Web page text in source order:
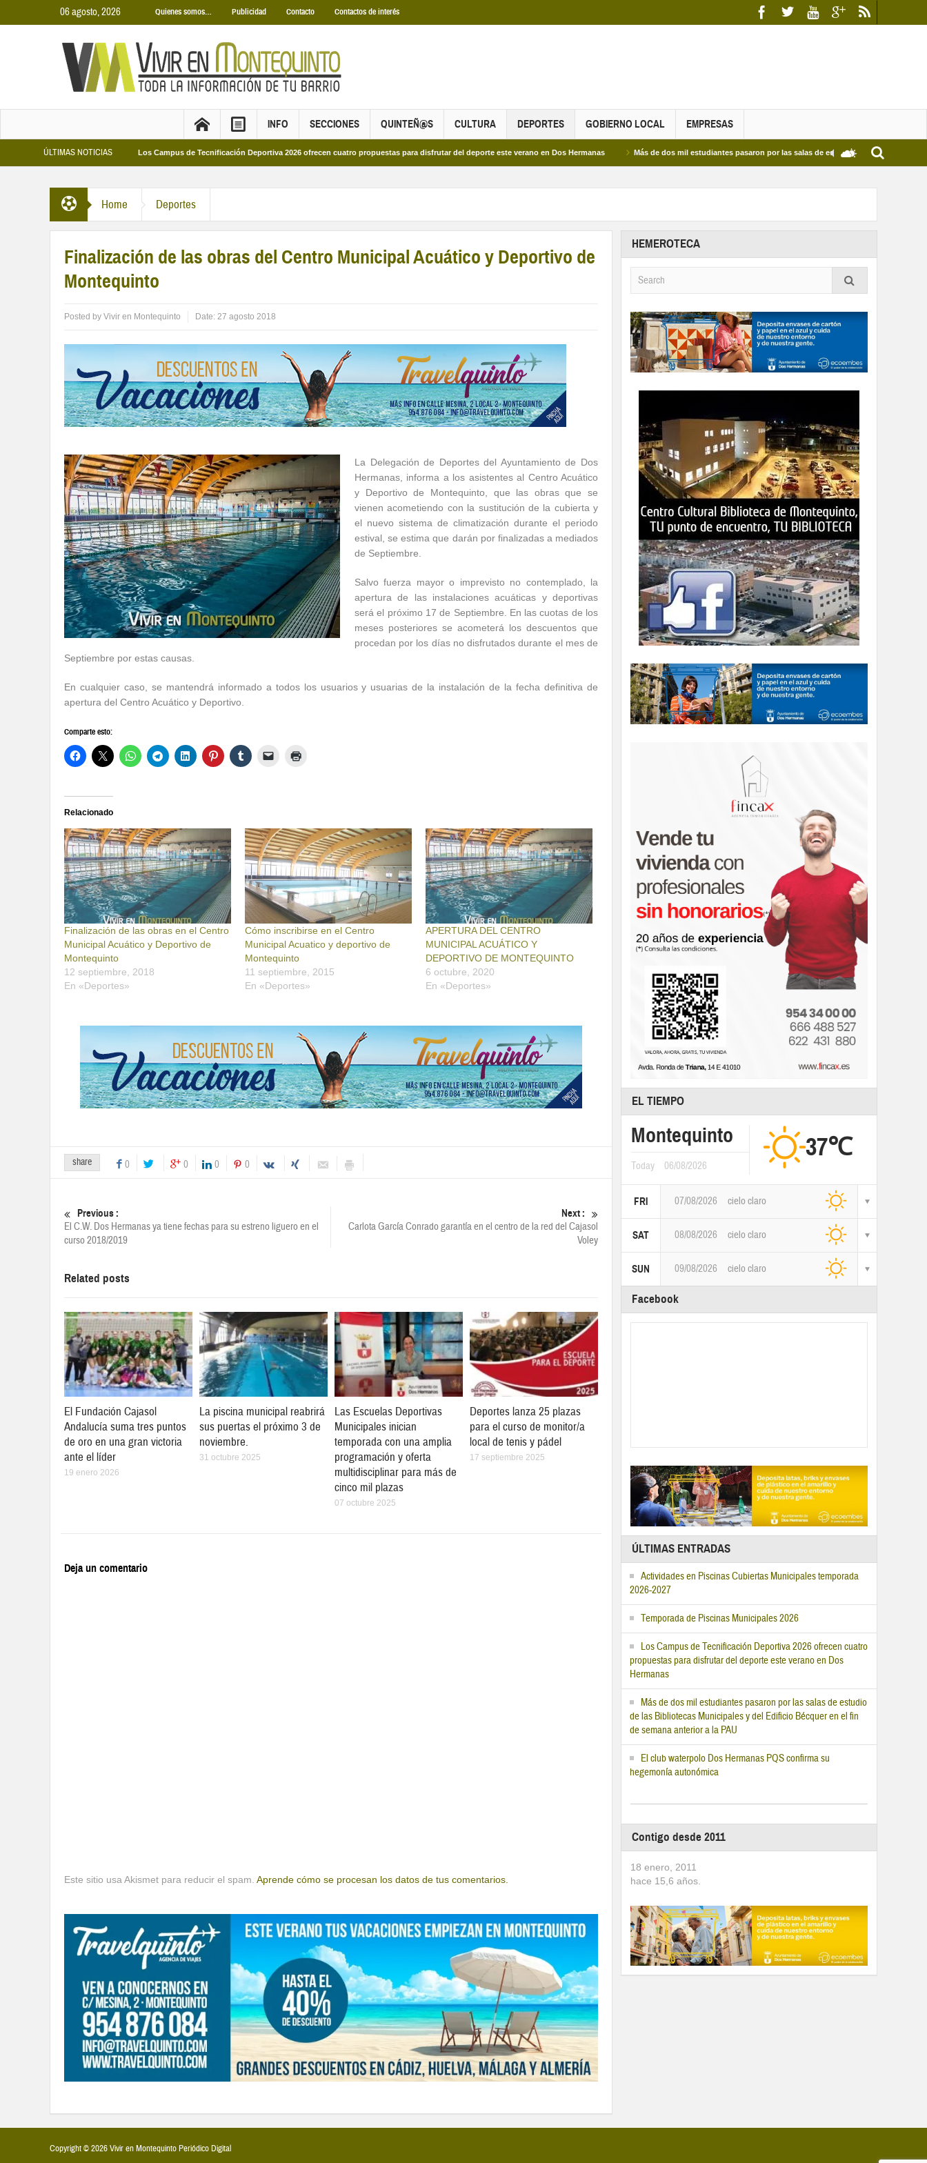
06 agosto, 2026 Quienes somos… Publicidad Contacto Contactos de interés
INFO SECCIONES QUINTEÑ@S CULTURA DEPORTES GOBIERNO LOCAL EMPRESAS
ÚLTIMAS NOTICIAS
Municipales 2026 Los Campus de Tecnificación Deportiva 2026 ofrecen cuatro propuestas para disfrutar del deporte este verano en Dos Hermanas Más de dos mil estudiantes pasaron por las salas de estudio de las Bibliotecas
Home Deportes
Finalización de las obras del Centro Municipal Acuático y Deportivo de
Montequinto
Posted by Vivir en Montequinto Date: 27 agosto 2018
La Delegación de Deportes del Ayuntamiento de Dos
Hermanas, informa a los asistentes al Centro Acuático
y Deportivo de Montequinto, que las obras que se
vienen acometiendo con la sustitución de la cubierta y
el nuevo sistema de climatización durante el periodo
estival, se estima que darán por finalizadas a mediados
de Septiembre.
Salvo fuerza mayor o imprevisto no contemplado, la
apertura de las instalaciones acuáticas y deportivas
será el próximo 17 de Septiembre. En las cuotas de los
meses posteriores se acometerá los descuentos que
procedan por los días no disfrutados durante el mes de
Septiembre por estas causas.
En cualquier caso, se mantendrá informado a todos los usuarios y usuarias de la instalación de la fecha definitiva de
apertura del Centro Acuático y Deportivo.
Comparte esto:
Relacionado
Finalización de las obras en el Centro
Municipal Acuático y Deportivo de
Montequinto
12 septiembre, 2018
En «Deportes»
Cómo inscribirse en el Centro
Municipal Acuatico y deportivo de
Montequinto
11 septiembre, 2015
En «Deportes»
APERTURA DEL CENTRO
MUNICIPAL ACUÁTICO Y
DEPORTIVO DE MONTEQUINTO
6 octubre, 2020
En «Deportes»
share 0 0 0 0
Previous :
El C.W. Dos Hermanas ya tiene fechas para su estreno liguero en el
curso 2018/2019
Next :
Carlota García Conrado garantía en el centro de la red del Cajasol
Voley
Related posts
El Fundación Cajasol
Andalucía suma tres puntos
de oro en una gran victoria
ante el líder
19 enero 2026
La piscina municipal reabrirá
sus puertas el próximo 3 de
noviembre.
31 octubre 2025
Las Escuelas Deportivas
Municipales inician
temporada con una amplia
programación y oferta
multidisciplinar para más de
cinco mil plazas
07 octubre 2025
Deportes lanza 25 plazas
para el curso de monitor/a
local de tenis y pádel
17 septiembre 2025
Deja un comentario
Este sitio usa Akismet para reducir el spam. Aprende cómo se procesan los datos de tus comentarios.
HEMEROTECA
EL TIEMPO
Montequinto
Today 06/08/2026
37℃
FRI 07/08/2026 cielo claro
SAT 08/08/2026 cielo claro
SUN 09/08/2026 cielo claro
Facebook
ÚLTIMAS ENTRADAS
Actividades en Piscinas Cubiertas Municipales temporada
2026-2027
Temporada de Piscinas Municipales 2026
Los Campus de Tecnificación Deportiva 2026 ofrecen cuatro
propuestas para disfrutar del deporte este verano en Dos
Hermanas
Más de dos mil estudiantes pasaron por las salas de estudio
de las Bibliotecas Municipales y del Edificio Bécquer en el fin
de semana anterior a la PAU
El club waterpolo Dos Hermanas PQS confirma su
hegemonía autonómica
Contigo desde 2011
18 enero, 2011
hace 15,6 años.
Copyright © 2026 Vivir en Montequinto Periódico Digital